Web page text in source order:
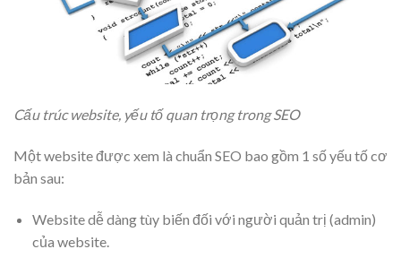
Cấu trúc website, yếu tố quan trọng trong SEO
Một website được xem là chuẩn SEO bao gồm 1 số yếu tố cơ
bản sau:
Website dễ dàng tùy biến đối với người quản trị (admin)
của website.